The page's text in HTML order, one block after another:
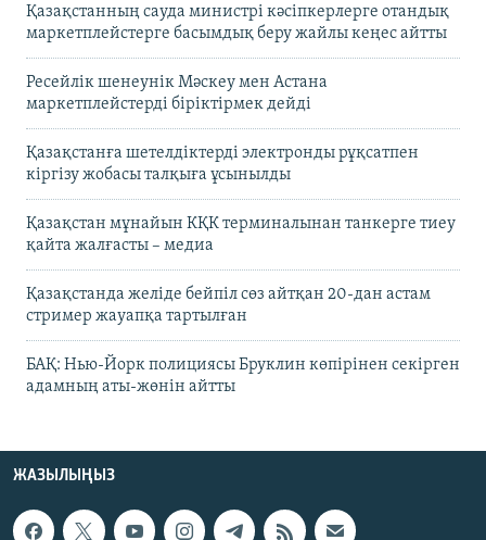
Қазақстанның сауда министрі кәсіпкерлерге отандық
маркетплейстерге басымдық беру жайлы кеңес айтты
Ресейлік шенеунік Мәскеу мен Астана
маркетплейстерді біріктірмек дейді
Қазақстанға шетелдіктерді электронды рұқсатпен
кіргізу жобасы талқыға ұсынылды
Қазақстан мұнайын КҚК терминалынан танкерге тиеу
қайта жалғасты – медиа
Қазақстанда желіде бейпіл сөз айтқан 20-дан астам
стример жауапқа тартылған
БАҚ: Нью-Йорк полициясы Бруклин көпірінен секірген
адамның аты-жөнін айтты
ЖАЗЫЛЫҢЫЗ